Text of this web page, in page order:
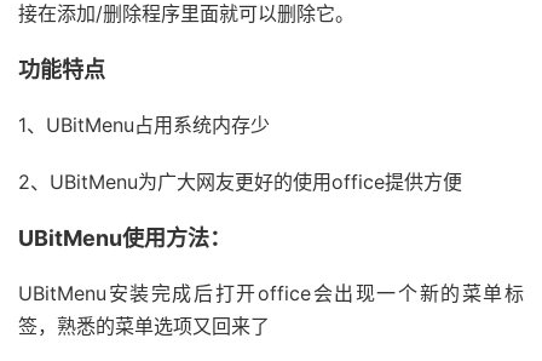
接在添加/删除程序里面就可以删除它。
功能特点
1、UBitMenu占用系统内存少
2、UBitMenu为广大网友更好的使用office提供方便
UBitMenu使用方法：
UBitMenu安装完成后打开office会出现一个新的菜单标
签，熟悉的菜单选项又回来了